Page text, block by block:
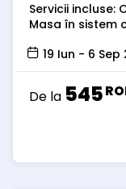
Servicii incluse:
Masa în sistem
19 Iun - 6 Sep
De la 545